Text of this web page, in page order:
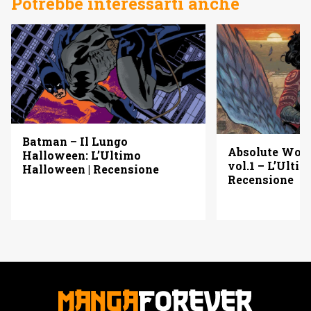
Batman – Il Lungo
Halloween: L’Ultimo
Halloween | Recensione
Absolute
vol.1 –
Recensione